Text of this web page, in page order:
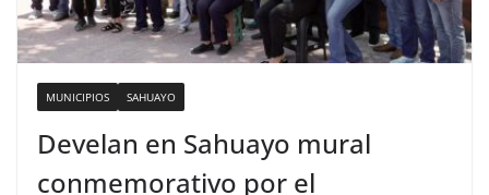
MUNICIPIOS SAHUAYO
Develan en Sahuayo mural
conmemorativo por el